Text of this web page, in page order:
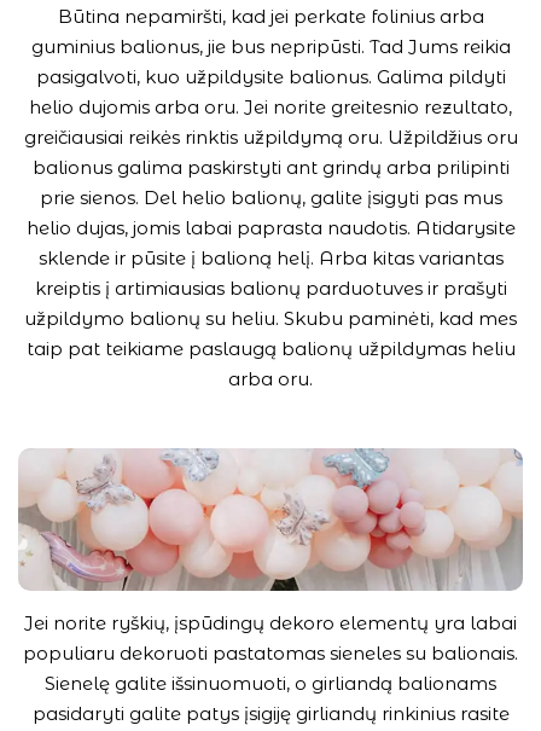
Būtina nepamiršti, kad jei perkate folinius arba
guminius balionus, jie bus nepripūsti. Tad Jums reikia
pasigalvoti, kuo užpildysite balionus. Galima pildyti
helio dujomis arba oru. Jei norite greitesnio rezultato,
greičiausiai reikės rinktis užpildymą oru. Užpildžius oru
balionus galima paskirstyti ant grindų arba prilipinti
prie sienos. Del helio balionų, galite įsigyti pas mus
helio dujas, jomis labai paprasta naudotis. Atidarysite
sklende ir pūsite į balioną helį. Arba kitas variantas
kreiptis į artimiausias balionų parduotuves ir prašyti
užpildymo balionų su heliu. Skubu paminėti, kad mes
taip pat teikiame paslaugą balionų užpildymas heliu
arba oru.
Jei norite ryškių, įspūdingų dekoro elementų yra labai
populiaru dekoruoti pastatomas sieneles su balionais.
Sienelę galite išsinuomuoti, o girliandą balionams
pasidaryti galite patys įsigiję girliandų rinkinius rasite